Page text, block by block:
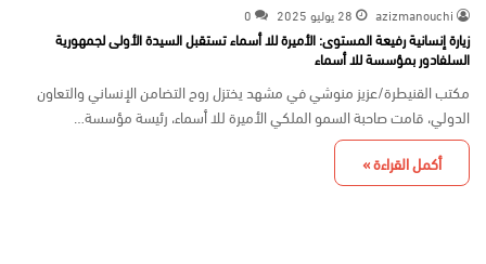
azizmanouchi 28 يوليو 2025 0
زيارة إنسانية رفيعة المستوى: الأميرة للا أسماء تستقبل السيدة الأولى لجمهورية
السلفادور بمؤسسة للا أسماء
مكتب القنيطرة/عزيز منوشي في مشهد يختزل روح التضامن الإنساني والتعاون
الدولي، قامت صاحبة السمو الملكي الأميرة للا أسماء، رئيسة مؤسسة…
أكمل القراءة »